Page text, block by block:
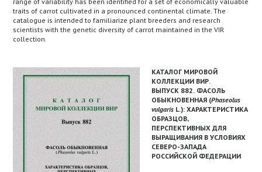
traits of carrot cultivated in a pronounced continental climate. The
catalogue is intended to familiarize plant breeders and research
scientists with the genetic diversity of carrot maintained in the VIR
collection.
КАТАЛОГ МИРОВОЙ
КОЛЛЕКЦИИ ВИР.
ВЫПУСК 882. ФАСОЛЬ
ОБЫКНОВЕННАЯ (Phaseolus
vulgaris L.): ХАРАКТЕРИСТИКА
ОБРАЗЦОВ,
ПЕРСПЕКТИВНЫХ ДЛЯ
ВЫРАЩИВАНИЯ В УСЛОВИЯХ
СЕВЕРО-ЗАПАДА
РОССИЙСКОЙ ФЕДЕРАЦИИ